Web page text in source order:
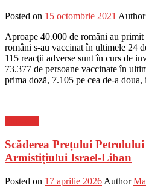
Posted on 15 octombrie 2021 Author
Aproape 40.000 de români au primit
români s-au vaccinat în ultimele 24
115 reacţii adverse sunt în curs de
73.377 de persoane vaccinate în
prima doză, 7.105 pe cea de-a
Scăderea Prețului
Armistițiului Israel-Liban
Posted on 17 aprilie 2026 Author